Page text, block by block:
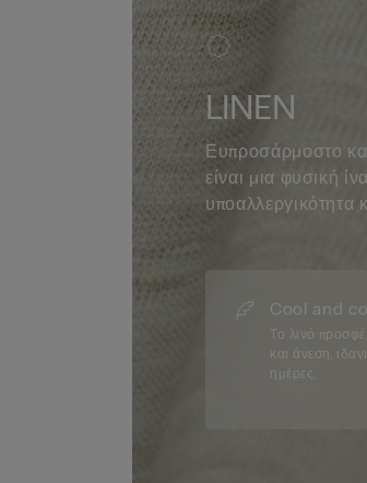
LINEN
Ευπροσάρμοστο
είναι μια φυσική
υποαλλεργικότητα
Cool and
Το λινό
και άνεση,
ημέρες.